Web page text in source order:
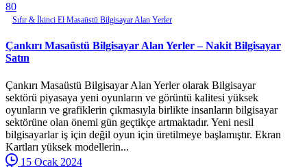
80
Sıfır & İkinci El Masaüstü Bilgisayar Alan Yerler
Çankırı Masaüstü Bilgisayar Alan Yerler – Nakit Bilgisayar
Satın
Çankırı Masaüstü Bilgisayar Alan Yerler olarak Bilgisayar
sektörü piyasaya yeni oyunların ve görüntü kalitesi yüksek
oyunların ve grafiklerin çıkmasıyla birlikte insanların bilgisayar
sektörüne olan önemi gün geçtikçe artmaktadır. Yeni nesil
bilgisayarlar iş için değil oyun için üretilmeye başlamıştır. Ekran
Kartları yüksek modellerin...
15 Ocak 2024